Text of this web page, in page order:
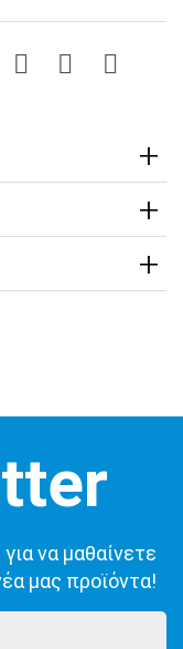
να μαθαίνετε
μας προϊόντα!